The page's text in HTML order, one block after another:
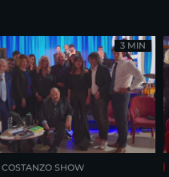
SHOW
3 MIN